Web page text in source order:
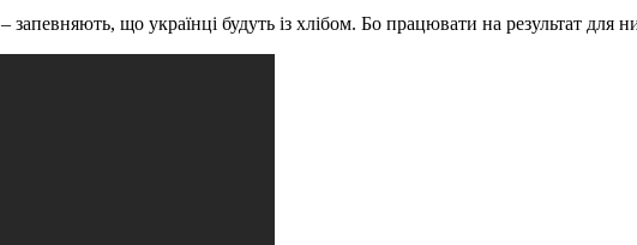
що українці будуть із хлібом. Бо працювати на результат для